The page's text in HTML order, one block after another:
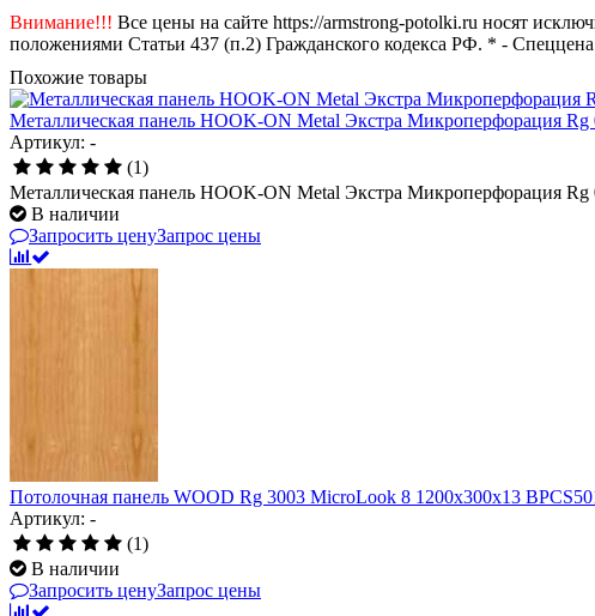
Внимание!!! Все цены на сайте https://armstrong-potolki.ru носят
положениями Статьи 437 (п.2) Гражданского кодекса РФ. * - Спеццена
Похожие товары
Металлическая панель HOOK-ON Metal Экстра Микроперфорация
Артикул: -
(1)
Металлическая панель HOOK-ON Metal Экстра Микроперфорация
В наличии
Запросить ценуЗапрос цены
Потолочная панель WOOD Rg 3003 MicroLook 8 1200x300x13
Артикул: -
(1)
В наличии
Запросить ценуЗапрос цены